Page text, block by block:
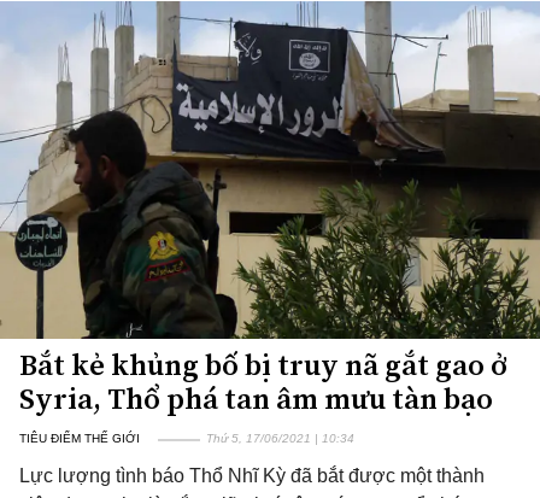
Bắt kẻ khủng bố bị truy nã gắt gao ở
Syria, Thổ phá tan âm mưu tàn bạo
TIÊU ĐIỂM THẾ GIỚI Thứ 5, 17/06/2021 | 10:34
Lực lượng tình báo Thổ Nhĩ Kỳ đã bắt được một thành